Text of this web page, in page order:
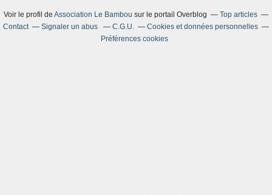
Voir le profil de Association Le Bambou sur le portail Overblog
Top articles
Contact
Signaler un abus C.G.U.
Cookies et données personnelles
Préférences cookies